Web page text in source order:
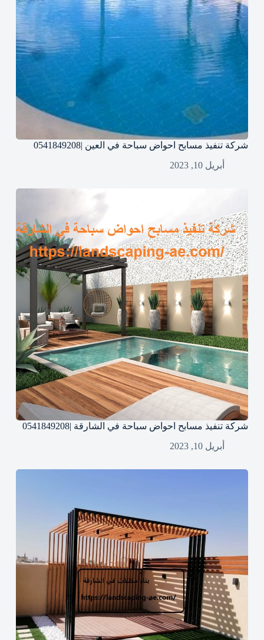
شركة تنفيذ مسابح احواض سباحة في العين |0541849208
أبريل 10, 2023
شركة تنفيذ مسابح احواض سباحة في الشارقة |0541849208
أبريل 10, 2023